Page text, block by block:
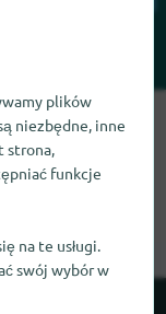
Huster
Huster
dasz nam znać.
plików
niezbędne, inne
strona,
funkcje
na te usługi.
swój wybór w